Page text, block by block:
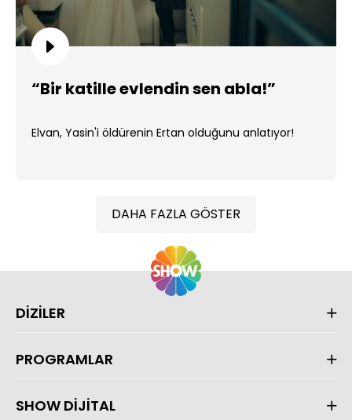
“Bir katille evlendin sen abla!”
Elvan, Yasin'i öldürenin Ertan olduğunu anlatıyor!
DAHA FAZLA GÖSTER
DİZİLER
PROGRAMLAR
SHOW DİJİTAL